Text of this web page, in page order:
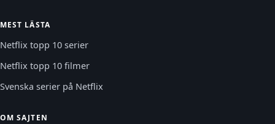
MEST LÄSTA
Netflix topp 10 serier
Netflix topp 10 filmer
Svenska serier på Netflix
OM SAJTEN